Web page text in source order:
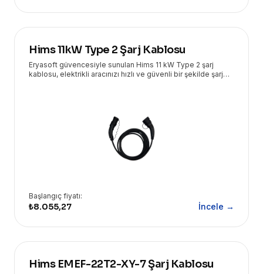
Hims 11kW Type 2 Şarj Kablosu
Eryasoft güvencesiyle sunulan Hims 11 kW Type 2 şarj
kablosu, elektrikli aracınızı hızlı ve güvenli bir şekilde şarj
Başlangıç fiyatı:
₺8.055,27 İncele →
Hims EMEF-22T2-XY-7 Şarj Kablosu